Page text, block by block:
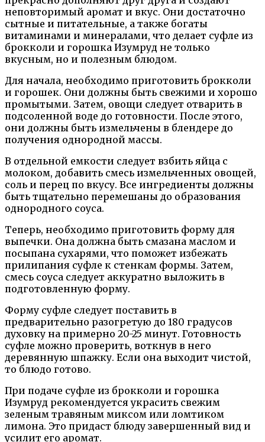
неповторимый аромат и вкус. Они достаточно
сытные и питательные, а также богаты
витаминами и минералами, что делает суфле из
брокколи и горошка Изумруд не только
вкусным, но и полезным блюдом.
Для начала, необходимо приготовить брокколи
и горошек. Они должны быть свежими и хорошо
промытыми. Затем, овощи следует отварить в
подсоленной воде до готовности. После этого,
они должны быть измельчены в блендере до
получения однородной массы.
В отдельной емкости следует взбить яйца с
молоком, добавить смесь измельченных овощей,
соль и перец по вкусу. Все ингредиенты должны
быть тщательно перемешаны до образования
однородного соуса.
Теперь, необходимо приготовить форму для
выпечки. Она должна быть смазана маслом и
посыпана сухарями, что поможет избежать
прилипания суфле к стенкам формы. Затем,
смесь соуса следует аккуратно выложить в
подготовленную форму.
Форму суфле следует поставить в
предварительно разогретую до 180 градусов
духовку на примерно 20-25 минут. Готовность
суфле можно проверить, воткнув в него
деревянную шпажку. Если она выходит чистой,
то блюдо готово.
При подаче суфле из брокколи и горошка
Изумруд рекомендуется украсить свежим
зеленым травяным миксом или ломтиком
лимона. Это придаст блюду завершенный вид и
усилит его аромат.